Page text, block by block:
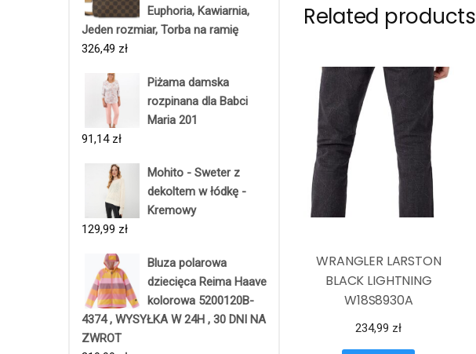
Euphoria, Kawiarnia,
Jeden rozmiar, Torba na ramię
326,49 zł
Piżama damska
rozpinana dla Babci
Maria 201
91,14 zł
Mohito - Sweter z
dekoltem w łódkę -
Kremowy
129,99 zł
Bluza polarowa
dziecięca Reima Haave
kolorowa 5200120B-
4374 , WYSYŁKA W 24H , 30 DNI NA
ZWROT
Related products
WRANGLER LARSTON
BLACK LIGHTNING
W18S8930A
234,99 zł